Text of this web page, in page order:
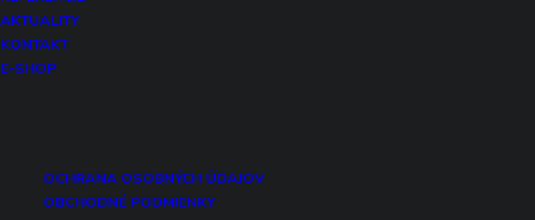
AKTUALITY
KONTAKT
E-SHOP
OCHRANA OSOBNÝCH ÚDAJOV
OBCHODNÉ PODMIENKY
Vlhkosť
Hladina
Spínanie